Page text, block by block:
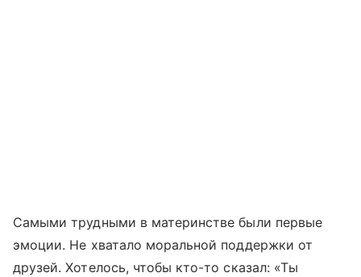
Самыми трудными в материнстве были первые
эмоции. Не хватало моральной поддержки от
друзей. Хотелось, чтобы кто-то сказал: «Ты